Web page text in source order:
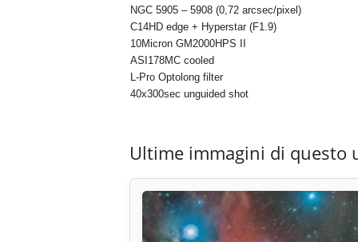
NGC 5905 – 5908 (0,72 arcsec/pixel)
C14HD edge + Hyperstar (F1.9)
10Micron GM2000HPS II
ASI178MC cooled
L-Pro Optolong filter
40x300sec unguided shot
Ultime immagini di questo